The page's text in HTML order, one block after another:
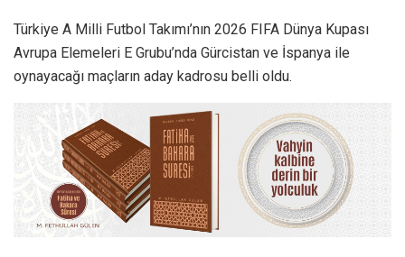
Türkiye A Milli Futbol Takımı’nın 2026 FIFA Dünya Kupası
Avrupa Elemeleri E Grubu’nda Gürcistan ve İspanya ile
oynayacağı maçların aday kadrosu belli oldu.